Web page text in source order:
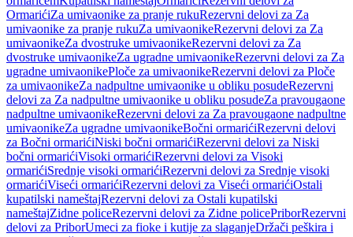
OrmarićiZa umivaonike za pranje rukuRezervni delovi za Za
umivaonike za pranje rukuZa umivaonikeRezervni delovi za Za
umivaonikeZa dvostruke umivaonikeRezervni delovi za Za
dvostruke umivaonikeZa ugradne umivaonikeRezervni delovi za Za
ugradne umivaonikePloče za umivaonikeRezervni delovi za Ploče
za umivaonikeZa nadpultne umivaonike u obliku posudeRezervni
delovi za Za nadpultne umivaonike u obliku posudeZa pravougaone
nadpultne umivaonikeRezervni delovi za Za pravougaone nadpultne
umivaonikeZa ugradne umivaonikeBočni ormarićiRezervni delovi
za Bočni ormarićiNiski bočni ormarićiRezervni delovi za Niski
bočni ormarićiVisoki ormarićiRezervni delovi za Visoki
ormarićiSrednje visoki ormarićiRezervni delovi za Srednje visoki
ormarićiViseći ormarićiRezervni delovi za Viseći ormarićiOstali
kupatilski nameštajRezervni delovi za Ostali kupatilski
nameštajZidne policeRezervni delovi za Zidne policePriborRezervni
delovi za PriborUmeci za fioke i kutije za slaganjeDržači peškira i